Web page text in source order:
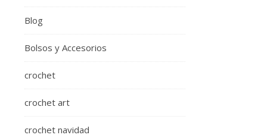
Blog
Bolsos y Accesorios
crochet
crochet art
crochet navidad